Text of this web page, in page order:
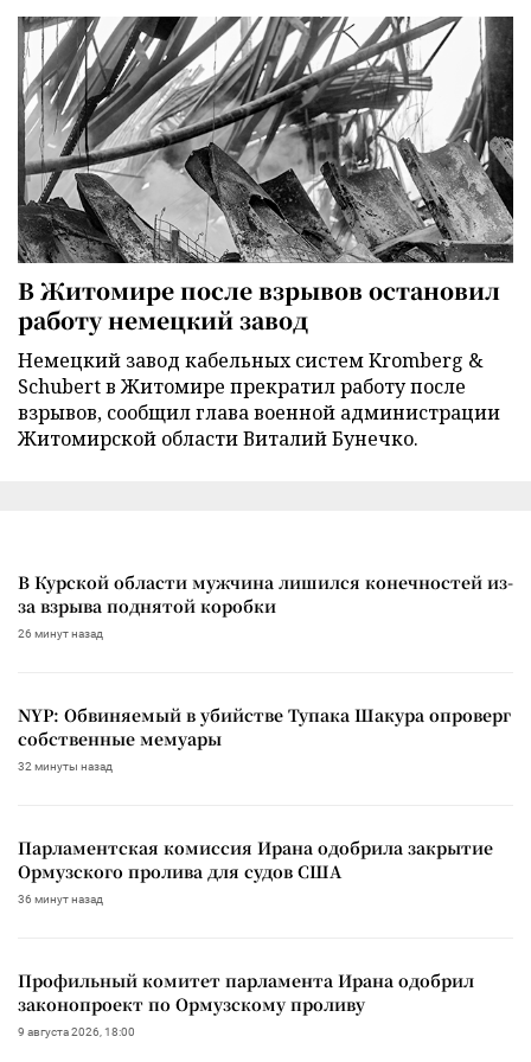
В Житомире после взрывов остановил
работу немецкий завод
Немецкий завод кабельных систем Kromberg &
Schubert в Житомире прекратил работу после
взрывов, сообщил глава военной администрации
Житомирской области Виталий Бунечко.
В Курской области мужчина лишился конечностей из-
за взрыва поднятой коробки
26 минут назад
NYP: Обвиняемый в убийстве Тупака Шакура опроверг
собственные мемуары
32 минуты назад
Парламентская комиссия Ирана одобрила закрытие
Ормузского пролива для судов США
36 минут назад
Профильный комитет парламента Ирана одобрил
законопроект по Ормузскому проливу
9 августа 2026, 18:00